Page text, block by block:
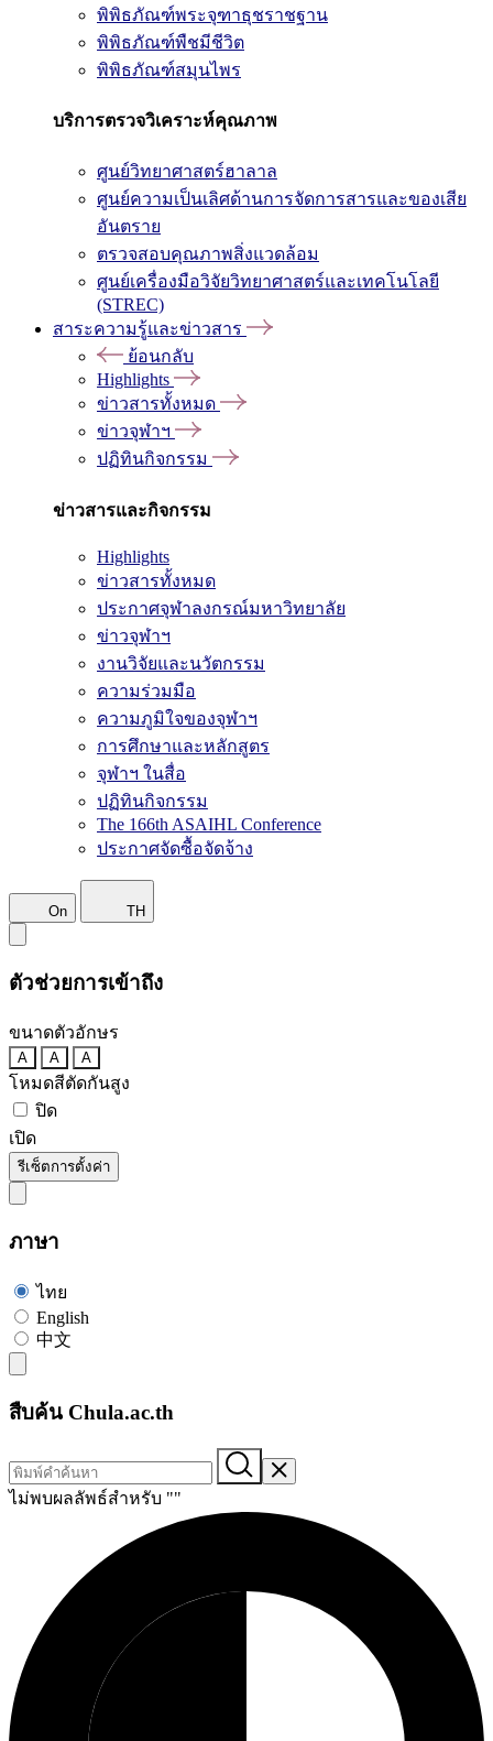
พิพิธภัณฑ์พระจุฑาธุชราชฐาน
พิพิธภัณฑ์พืชมีชีวิต
พิพิธภัณฑ์สมุนไพร
บริการตรวจวิเคราะห์คุณภาพ
ศูนย์วิทยาศาสตร์ฮาลาล
ศูนย์ความเป็นเลิศด้านการจัดการสารและของเสีย
อันตราย
ตรวจสอบคุณภาพสิ่งแวดล้อม
ศูนย์เครื่องมือวิจัยวิทยาศาสตร์และเทคโนโลยี
(STREC)
สาระความรู้และข่าวสาร
ย้อนกลับ
Highlights
ข่าวสารทั้งหมด
ข่าวจุฬาฯ
ปฏิทินกิจกรรม
ข่าวสารและกิจกรรม
Highlights
ข่าวสารทั้งหมด
ประกาศจุฬาลงกรณ์มหาวิทยาลัย
ข่าวจุฬาฯ
งานวิจัยและนวัตกรรม
ความร่วมมือ
ความภูมิใจของจุฬาฯ
การศึกษาและหลักสูตร
จุฬาฯ ในสื่อ
ปฏิทินกิจกรรม
The 166th ASAIHL Conference
ประกาศจัดซื้อจัดจ้าง
On TH
ตัวช่วยการเข้าถึง
ขนาดตัวอักษร
A A A
โหมดสีตัดกันสูง
ปิด
เปิด
รีเซ็ตการตั้งค่า
ภาษา
ไทย
English
中文
สืบค้น Chula.ac.th
ไม่พบผลลัพธ์สำหรับ ""